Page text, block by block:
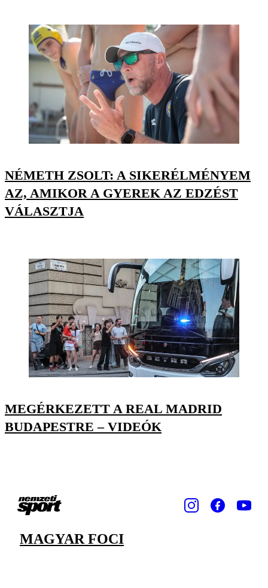
NÉMETH ZSOLT: A SIKERÉLMÉNYEM
AZ, AMIKOR A GYEREK AZ EDZÉST
VÁLASZTJA
MEGÉRKEZETT A REAL MADRID
BUDAPESTRE – VIDEÓK
MAGYAR FOCI